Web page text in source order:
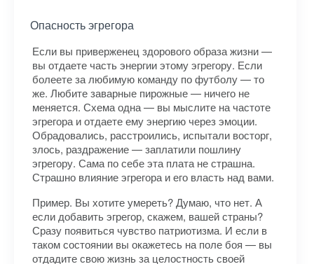
Опасность эгрегора
Если вы приверженец здорового образа жизни —
вы отдаете часть энергии этому эгрегору. Если
болеете за любимую команду по футболу — то
же. Любите заварные пирожные — ничего не
меняется. Схема одна — вы мыслите на частоте
эгрегора и отдаете ему энергию через эмоции.
Обрадовались, расстроились, испытали восторг,
злось, раздражение — заплатили пошлину
эгрегору. Сама по себе эта плата не страшна.
Страшно влияние эгрегора и его власть над вами.
Пример. Вы хотите умереть? Думаю, что нет. А
если добавить эгрегор, скажем, вашей страны?
Сразу появиться чувство патриотизма. И если в
таком состоянии вы окажетесь на поле боя — вы
отдадите свою жизнь за целостность своей